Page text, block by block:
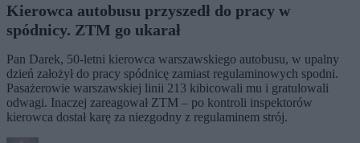
Kierowca autobusu przyszedł do pracy w
spódnicy. ZTM go ukarał
Pan Darek, 50-letni kierowca warszawskiego autobusu, w upalny
dzień założył do pracy spódnicę zamiast regulaminowych spodni.
Pasażerowie warszawskiej linii 213 kibicowali mu i gratulowali
odwagi. Inaczej zareagował ZTM – po kontroli inspektorów
kierowca dostał karę za niezgodny z regulaminem strój.